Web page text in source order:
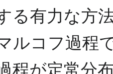
る有力な方
ルコフ過程
程が定常分